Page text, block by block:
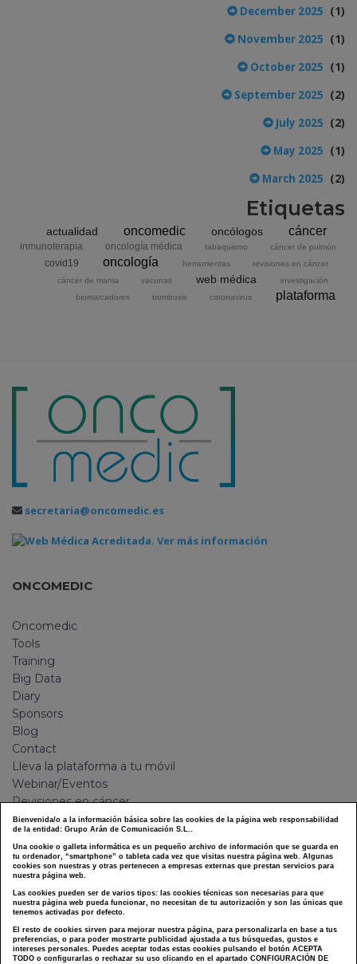
December 2025 (1)
November 2025 (1)
October 2025 (1)
September 2025 (2)
July 2025 (2)
May 2025 (1)
March 2025 (2)
Etiquetas
actualidad oncomedic oncólogos cáncer
inmunoterapia oncología médica tabaquismo cáncer de pulmón
covid19 oncología herramientas
revisiones en cáncer
cáncer de mama
vacunas web médica
investigación
biomarcadores
trombosis coronavirus plataforma
secretaria@oncomedic.es
ONCOMEDIC
Oncomedic
Tools
Training
Big Data
Diary
Sponsors
Blog
Contact
Lleva la plataforma a tu móvil
Webinar/Eventos
Revisiones en cáncer
FIT CÁNCER 12
GOTEL
Camino a Windy City
Plan de transición hacia la nueva normalidad
LEGAL
Legal Warning
Bienvenida/o a la información básica sobre las cookies de la página web responsabilidad
de la entidad: Grupo Arán de Comunicación S.L..
Una cookie o galleta informática es un pequeño archivo de información que se guarda en
tu ordenador, “smartphone” o tableta cada vez que visitas nuestra página web. Algunas
cookies son nuestras y otras pertenecen a empresas externas que prestan servicios para
nuestra página web.
Las cookies pueden ser de varios tipos: las cookies técnicas son necesarias para que
nuestra página web pueda funcionar, no necesitan de tu autorización y son las únicas que
tenemos activadas por defecto.
El resto de cookies sirven para mejorar nuestra página, para personalizarla en base a tus
preferencias, o para poder mostrarte publicidad ajustada a tus búsquedas, gustos e
intereses personales. Puedes aceptar todas estas cookies pulsando el botón ACEPTA
TODO o configurarlas o rechazar su uso clicando en el apartado CONFIGURACIÓN DE